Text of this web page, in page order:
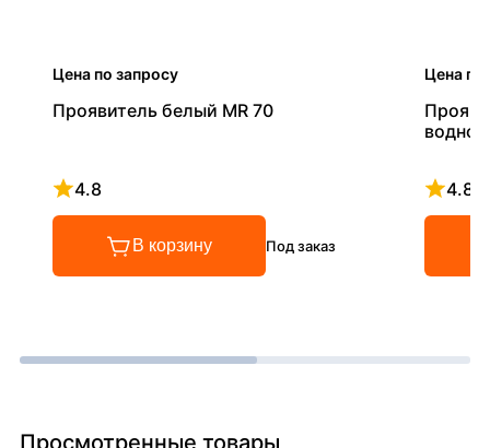
Цена по запросу
Проявитель белый MR 70
4.8
Рейтинг 4.8 из 5
В корзину Под заказ
Цена по
4.8